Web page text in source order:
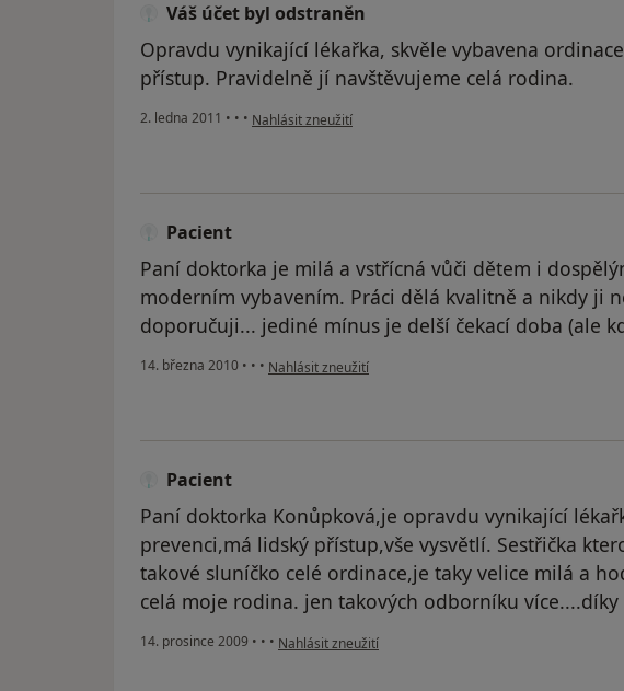
Váš účet byl odstraněn
Opravdu vynikající lékařka, skvěle vybavena
přístup. Pravidelně jí navštěvujeme celá rodina.
2. ledna 2011 • • • podle názoru uživatele Váš účet byl odstraněn
Nahlásit zneužití
Pacient
Paní doktorka je milá a vstřícná vůči dětem i
moderním vybavením. Práci dělá kvalitně a nikdy ji
doporučuji... jediné mínus je delší čekací doba (ale
14. března 2010 • • • podle názoru uživatele Pacient
Nahlásit zneužití
Pacient
Paní doktorka Konůpková,je opravdu vynikající
prevenci,má lidský přístup,vše vysvětlí. Sestřička
takové sluníčko celé ordinace,je taky velice milá a
celá moje rodina. jen takových odborníku více....díky
14. prosince 2009 • • • podle názoru uživatele Pacient
Nahlásit zneužití